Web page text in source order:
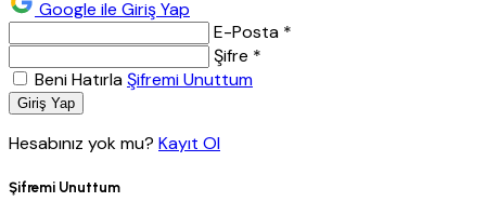
Google ile Giriş Yap
E-Posta *
Şifre *
Beni HatırlaŞifremi Unuttum
Giriş Yap
Hesabınız yok mu? Kayıt Ol
Şifremi Unuttum